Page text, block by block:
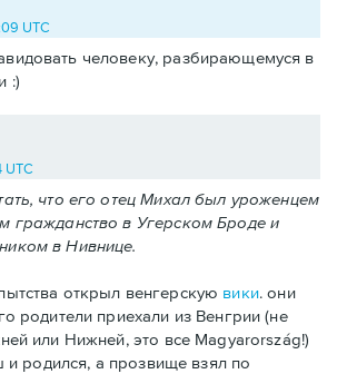
UTC
человеку, разбирающемуся в
:)
UTC
что его отец Михал был уроженцем
гражданство в Угерском Броде и
в Нивнице.
открыл венгерскую вики. они
родители приехали из Венгрии (не
или Нижней, это все Magyarország!)
и родился, а прозвище взял по